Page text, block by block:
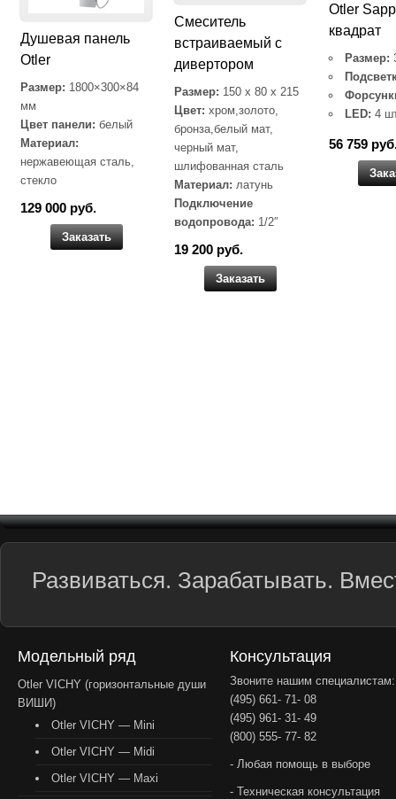
Душевая панель
Otler
Размер: 1800×300×84
мм
Цвет панели: белый
Материал:
нержавеющая сталь,
стекло
129 000 руб.
Заказать
Cмеситель
встраиваемый с
дивертором
Размер: 150 x 80 x 215
Цвет: хром,золото,
бронза,белый мат,
черный мат,
шлифованная сталь
Материал: латунь
Подключение
водопровода: 1/2″
19 200 руб.
Заказать
Otler
квадрат
Размер:
LED: 4
56 759
Развиваться. Зарабатывать.
Модельный ряд
Otler VICHY (горизонтальные души
ВИШИ)
Otler VICHY — Mini
Otler VICHY — Midi
Otler VICHY — Maxi
Консультация
Звоните нашим специалистам:
(495) 661- 71- 08
(495) 961- 31- 49
(800) 555- 77- 82
- Любая помощь в выборе
- Техническая консультация